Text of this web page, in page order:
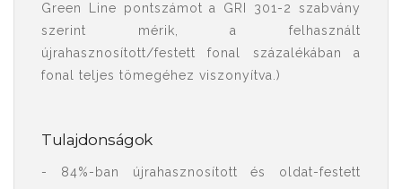
Green Line pontszámot a GRI 301-2 szabvány
szerint mérik, a felhasznált
újrahasznosított/festett fonal százalékában a
fonal teljes tömegéhez viszonyítva.)
Tulajdonságok
- 84%-ban újrahasznosított és oldat-festett